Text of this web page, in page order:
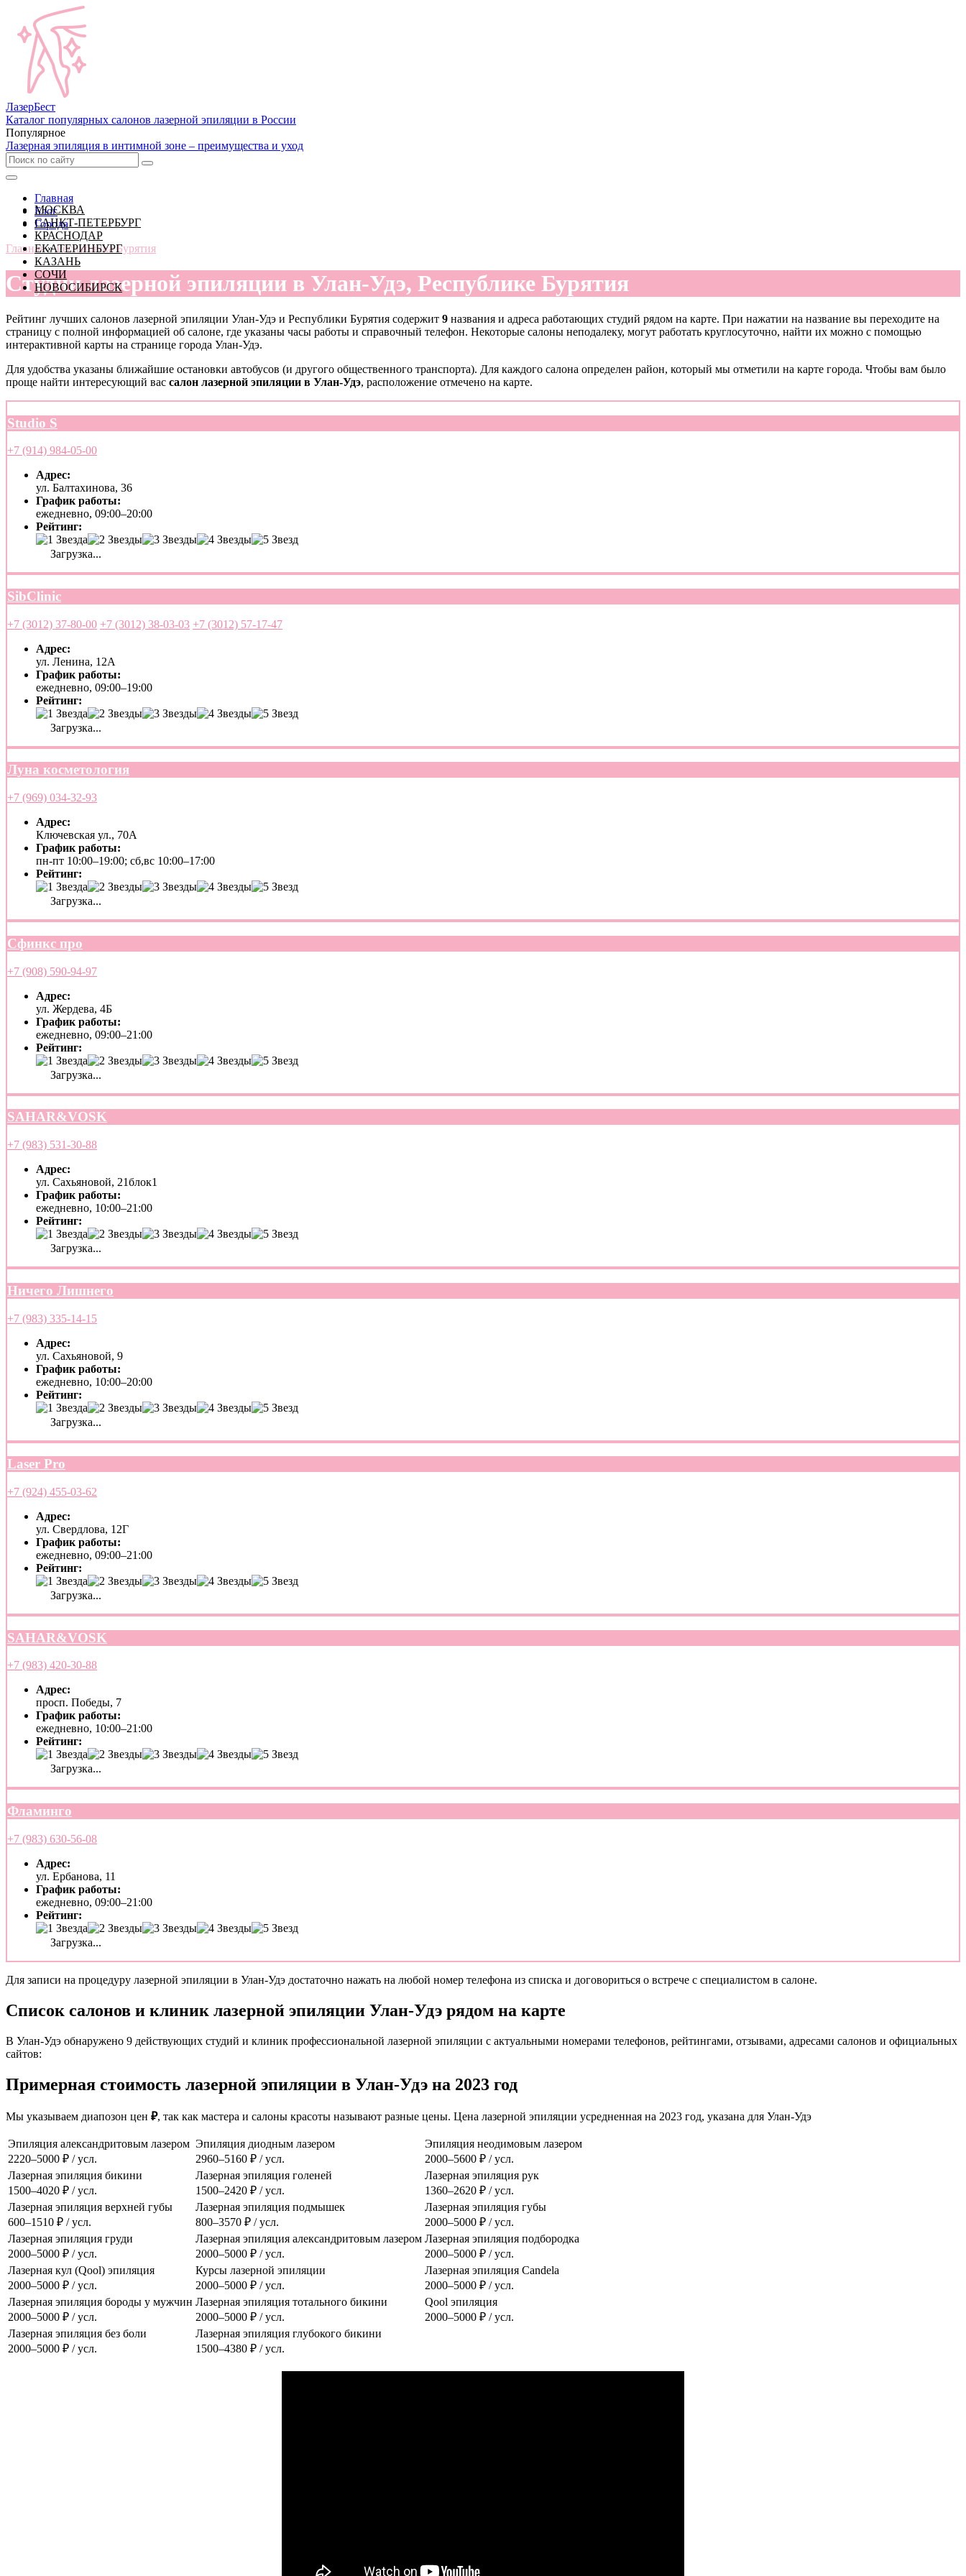
ЛазерБест
Каталог популярных салонов лазерной эпиляции в России
Популярное
Лазерная эпиляция в интимной зоне – преимущества и уход
МОСКВА
САНКТ-ПЕТЕРБУРГ
КРАСНОДАР
ЕКАТЕРИНБУРГ
КАЗАНЬ
СОЧИ
НОВОСИБИРСК
Главная
Блог
Города
Главная » Республика Бурятия
Студии лазерной эпиляции в Улан-Удэ, Республике Бурятия
Рейтинг лучших салонов лазерной эпиляции Улан-Удэ и Республики Бурятия содержит 9 названия и адреса работающих студий рядом на карте. При нажатии на название вы переходите на
страницу с полной информацией об салоне, где указаны часы работы и справочный телефон. Некоторые салоны неподалеку, могут работать круглосуточно, найти их можно с помощью
интерактивной карты на странице города Улан-Удэ.
Для удобства указаны ближайшие остановки автобусов (и другого общественного транспорта). Для каждого салона определен район, который мы отметили на карте города. Чтобы вам было
проще найти интересующий вас салон лазерной эпиляции в Улан-Удэ, расположение отмечено на карте.
Studio S
+7 (914) 984-05-00
Адрес:
ул. Балтахинова, 36
График работы:
ежедневно, 09:00–20:00
Рейтинг:
Загрузка...
SibClinic
+7 (3012) 37-80-00 +7 (3012) 38-03-03 +7 (3012) 57-17-47
Адрес:
ул. Ленина, 12А
График работы:
ежедневно, 09:00–19:00
Рейтинг:
Загрузка...
Луна косметология
+7 (969) 034-32-93
Адрес:
Ключевская ул., 70А
График работы:
пн-пт 10:00–19:00; сб,вс 10:00–17:00
Рейтинг:
Загрузка...
Сфинкс про
+7 (908) 590-94-97
Адрес:
ул. Жердева, 4Б
График работы:
ежедневно, 09:00–21:00
Рейтинг:
Загрузка...
SAHAR&VOSK
+7 (983) 531-30-88
Адрес:
ул. Сахьяновой, 21блок1
График работы:
ежедневно, 10:00–21:00
Рейтинг:
Загрузка...
Ничего Лишнего
+7 (983) 335-14-15
Адрес:
ул. Сахьяновой, 9
График работы:
ежедневно, 10:00–20:00
Рейтинг:
Загрузка...
Laser Pro
+7 (924) 455-03-62
Адрес:
ул. Свердлова, 12Г
График работы:
ежедневно, 09:00–21:00
Рейтинг:
Загрузка...
SAHAR&VOSK
+7 (983) 420-30-88
Адрес:
просп. Победы, 7
График работы:
ежедневно, 10:00–21:00
Рейтинг:
Загрузка...
Фламинго
+7 (983) 630-56-08
Адрес:
ул. Ербанова, 11
График работы:
ежедневно, 09:00–21:00
Рейтинг:
Загрузка...
Для записи на процедуру лазерной эпиляции в Улан-Удэ достаточно нажать на любой номер телефона из списка и договориться о встрече с специалистом в салоне.
Список салонов и клиник лазерной эпиляции Улан-Удэ рядом на карте
В Улан-Удэ обнаружено 9 действующих студий и клиник профессиональной лазерной эпиляции с актуальными номерами телефонов, рейтингами, отзывами, адресами салонов и официальных
сайтов:
Примерная стоимость лазерной эпиляции в Улан-Удэ на 2023 год
Мы указываем диапозон цен ₽, так как мастера и салоны красоты называют разные цены. Цена лазерной эпиляции усредненная на 2023 год, указана для Улан-Удэ
Эпиляция александритовым лазером
2220–5000 ₽ / усл.
Эпиляция диодным лазером
2960–5160 ₽ / усл.
Эпиляция неодимовым лазером
2000–5600 ₽ / усл.
Лазерная эпиляция бикини
1500–4020 ₽ / усл.
Лазерная эпиляция голеней
1500–2420 ₽ / усл.
Лазерная эпиляция рук
1360–2620 ₽ / усл.
Лазерная эпиляция верхней губы
600–1510 ₽ / усл.
Лазерная эпиляция подмышек
800–3570 ₽ / усл.
Лазерная эпиляция губы
2000–5000 ₽ / усл.
Лазерная эпиляция груди
2000–5000 ₽ / усл.
Лазерная эпиляция александритовым лазером
2000–5000 ₽ / усл.
Лазерная эпиляция подбородка
2000–5000 ₽ / усл.
Лазерная кул (Qool) эпиляция
2000–5000 ₽ / усл.
Курсы лазерной эпиляции
2000–5000 ₽ / усл.
Лазерная эпиляция Candela
2000–5000 ₽ / усл.
Лазерная эпиляция бороды у мужчин
2000–5000 ₽ / усл.
Лазерная эпиляция тотального бикини
2000–5000 ₽ / усл.
Qool эпиляция
2000–5000 ₽ / усл.
Лазерная эпиляция без боли
2000–5000 ₽ / усл.
Лазерная эпиляция глубокого бикини
1500–4380 ₽ / усл.